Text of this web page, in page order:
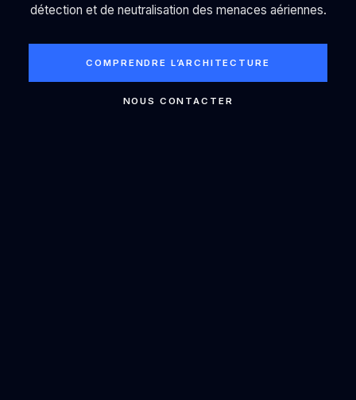
détection et de neutralisation des menaces aériennes.
COMPRENDRE L’ARCHITECTURE
NOUS CONTACTER